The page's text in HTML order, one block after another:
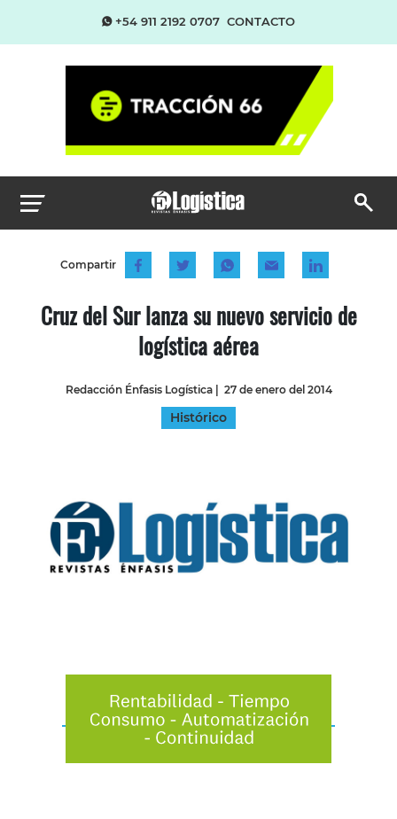
+54 911 2192 0707 CONTACTO
Compartir
Cruz del Sur lanza su nuevo servicio de
logística aérea
Redacción Énfasis Logística| 27 de enero del 2014
Histórico